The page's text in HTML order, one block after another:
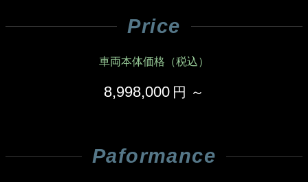
Price
車両本体価格（税込）
8,998,000
Paformance